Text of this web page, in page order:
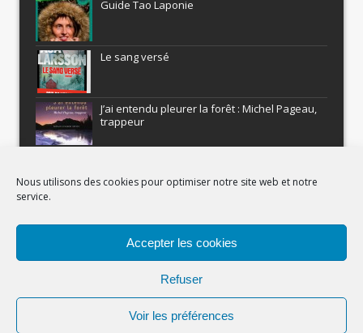
Nous utilisons des cookies pour optimiser notre site web et notre
service.
Accepter les cookies
Refuser
Voir les préférences
Guide Tao Laponie
Le sang versé
J’ai entendu pleurer la forêt : Michel Pageau,
trappeur
Recevez gratuitement Comment être un